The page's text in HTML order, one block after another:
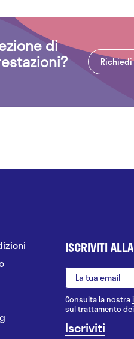
di
ISCRIVITI
Consulta la nostra
sul trattamento